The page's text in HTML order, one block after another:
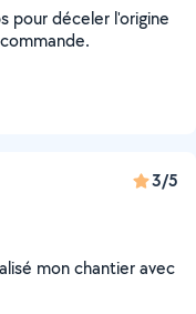
pour déceler l'origine
3/5
mon chantier avec